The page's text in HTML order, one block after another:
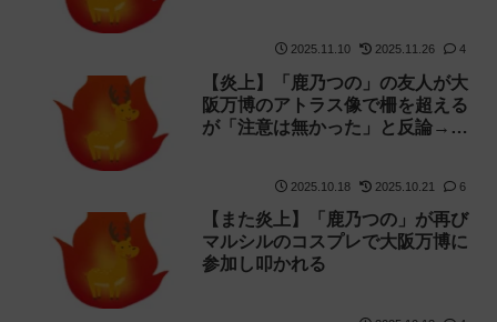
2025.11.10 2025.11.26 4
【炎上】「鹿乃つの」の友人が大
阪万博のアトラス像で柵を超える
が「注意は無かった」と反論→証
2025.10.18 2025.10.21 6
【また炎上】「鹿乃つの」が再び
マルシルのコスプレで大阪万博に
参加し叩かれる